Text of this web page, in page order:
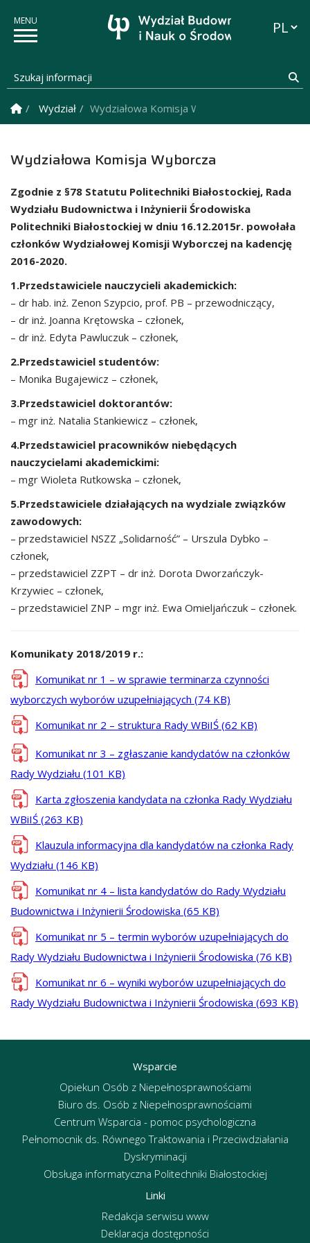
Szukaj informacji
Strona Główna
Wydział Wydziałowa Komisja Wyborcza
Wydziałowa Komisja Wyborcza
Zgodnie z §78 Statutu Politechniki Białostockiej, Rada
Wydziału Budownictwa i Inżynierii Środowiska
Politechniki Białostockiej w dniu 16.12.2015r. powołała
członków Wydziałowej Komisji Wyborczej na kadencję
2016-2020.
1.Przedstawiciele nauczycieli akademickich:
– dr hab. inż. Zenon Szypcio, prof. PB – przewodniczący,
– dr inż. Joanna Krętowska – członek,
– dr inż. Edyta Pawluczuk – członek,
2.Przedstawiciel studentów:
– Monika Bugajewicz – członek,
3.Przedstawiciel doktorantów:
– mgr inż. Natalia Stankiewicz – członek,
4.Przedstawiciel pracowników niebędących
nauczycielami akademickimi:
– mgr Wioleta Rutkowska – członek,
5.Przedstawiciele działających na wydziale związków
zawodowych:
– przedstawiciel NSZZ „Solidarność” – Urszula Dybko –
członek,
– przedstawiciel ZZPT – dr inż. Dorota Dworzańczyk-
Krzywiec – członek,
– przedstawiciel ZNP – mgr inż. Ewa Omieljańczuk – członek.
Komunikaty 2018/2019 r.:
Komunikat nr 1 – w sprawie terminarza czynności
wyborczych wyborów uzupełniających (74 KB)
Komunikat nr 2 – struktura Rady WBiIŚ (62 KB)
Komunikat nr 3 – zgłaszanie kandydatów na członków
Rady Wydziału (101 KB)
Karta zgłoszenia kandydata na członka Rady Wydziału
WBiIŚ (263 KB)
Klauzula informacyjna dla kandydatów na członka Rady
Wydziału (146 KB)
Komunikat nr 4 – lista kandydatów do Rady Wydziału
Budownictwa i Inżynierii Środowiska (65 KB)
Komunikat nr 5 – termin wyborów uzupełniających do
Rady Wydziału Budownictwa i Inżynierii Środowiska (76 KB)
Komunikat nr 6 – wyniki wyborów uzupełniających do
Rady Wydziału Budownictwa i Inżynierii Środowiska (693 KB)
Wsparcie
Opiekun Osób z Niepełnosprawnościami
Biuro ds. Osób z Niepełnosprawnościami
Centrum Wsparcia - pomoc psychologiczna
Pełnomocnik ds. Równego Traktowania i Przeciwdziałania
Dyskryminacji
Obsługa informatyczna Politechniki Białostockiej
Linki
Redakcja serwisu www
Deklaracja dostępności